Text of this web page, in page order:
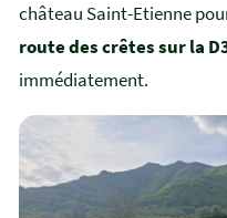
château Saint-Etienne
route des crêtes sur la
immédiatement.